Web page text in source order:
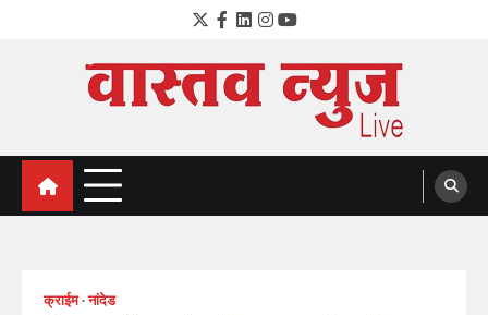
Twitter
Facebook
LinkedIn
Instagram
YouTube
VastavNEWSLive.com
a leading NEWS portal of Maharahstra
क्राईम नांदेड